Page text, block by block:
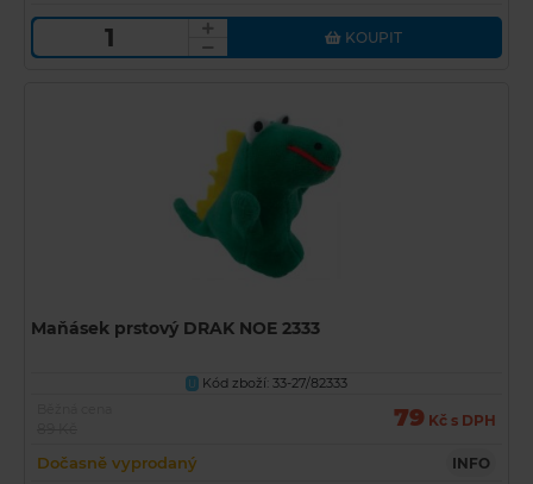
KOUPIT
Maňásek prstový DRAK NOE 2333
U
Kód zboží: 33-27/82333
79 Kč s DPH
Dočasně vyprodaný INFO